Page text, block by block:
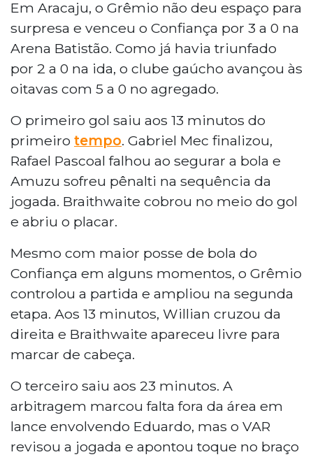
Em Aracaju, o Grêmio não deu espaço para
surpresa e venceu o Confiança por 3 a 0 na
Arena Batistão. Como já havia triunfado
por 2 a 0 na ida, o clube gaúcho avançou às
oitavas com 5 a 0 no agregado.
O primeiro gol saiu aos 13 minutos do
primeiro tempo. Gabriel Mec finalizou,
Rafael Pascoal falhou ao segurar a bola e
Amuzu sofreu pênalti na sequência da
jogada. Braithwaite cobrou no meio do gol
e abriu o placar.
Mesmo com maior posse de bola do
Confiança em alguns momentos, o Grêmio
controlou a partida e ampliou na segunda
etapa. Aos 13 minutos, Willian cruzou da
direita e Braithwaite apareceu livre para
marcar de cabeça.
O terceiro saiu aos 23 minutos. A
arbitragem marcou falta fora da área em
lance envolvendo Eduardo, mas o VAR
revisou a jogada e apontou toque no braço